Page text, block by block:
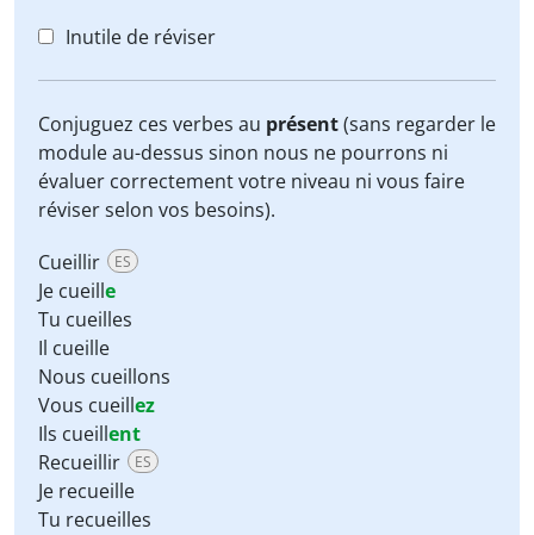
Inutile de réviser
Conjuguez ces verbes au présent(sans regarder le
module au-dessus sinon nous ne pourrons ni
évaluer correctement votre niveau ni vous faire
réviser selon vos besoins).
Cueillir
ES
Je cueille
Tu cueilles
Il cueille
Nous cueillons
Vous cueillez
Ils cueillent
Recueillir
ES
Je recueille
Tu recueilles